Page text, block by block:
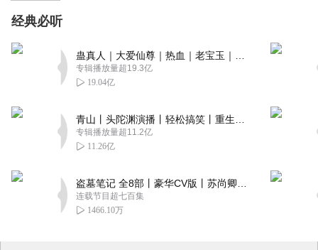
经典必听
专辑播放量超19.3亿
19.04亿
专辑播放量超11.2亿
11.26亿
连载节目超七百集
1466.10万